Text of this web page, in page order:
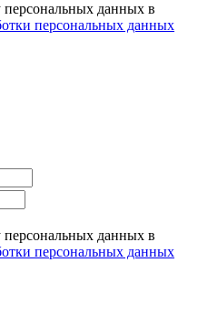
персональных данных в
персональных данных
персональных данных в
персональных данных